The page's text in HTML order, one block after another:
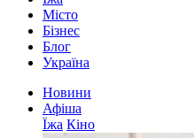
Місто
Бізнес
Блог
Україна
Новини
Афіша
Їжа Кіно